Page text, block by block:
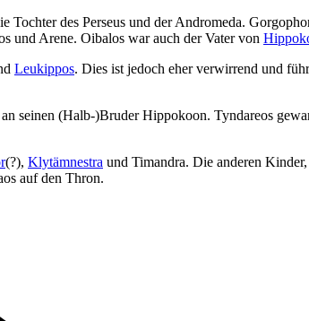
Tochter des Perseus und der Andromeda.
und Arene. Oibalos war auch der Vater von
Leukippos. Dies ist jedoch eher verwirrend und
seinen (Halb-)Bruder Hippokoon. Tyndareos
(?), Klytämnestra und Timandra. Die anderen Kinder,
auf den Thron.